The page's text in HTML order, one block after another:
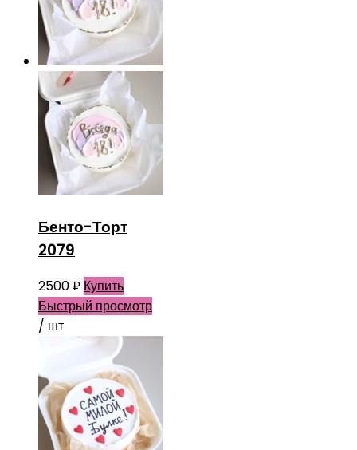
Бенто-Торт
2079
2500₽ Купить
Быстрый просмотр
/ шт